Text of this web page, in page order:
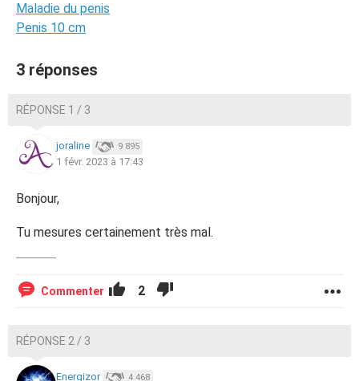
Maladie du penis
Penis 10 cm
3 réponses
RÉPONSE 1 / 3
joraline 9 895
1 févr. 2023 à 17:43
Bonjour,
Tu mesures certainement très mal.
Commenter 2
RÉPONSE 2 / 3
Energizor 4 468